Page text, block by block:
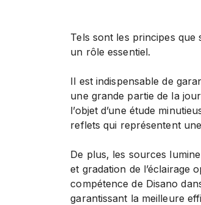
Tels sont les principes que
un rôle essentiel.
Il est indispensable de
une grande partie de la
l’objet d’une étude
reflets qui représentent
De plus, les sources
et gradation de l’éclairage
compétence de Disano
garantissant la meilleure